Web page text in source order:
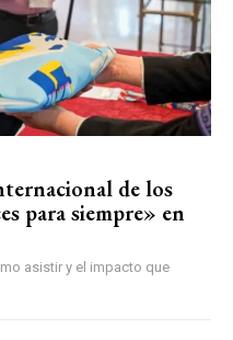
de los
para siempre» en
asistir y el impacto que